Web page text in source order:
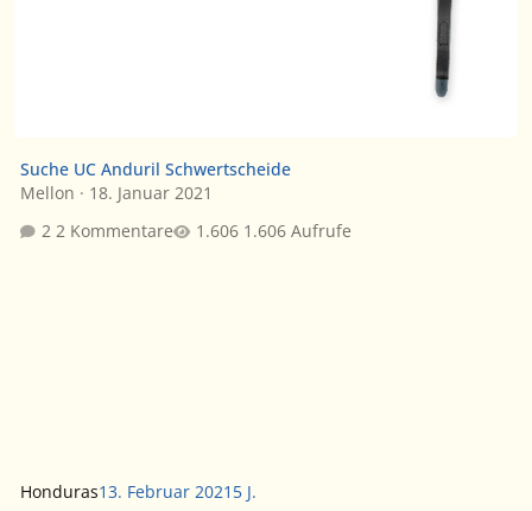
Suche UC Anduril Schwertscheide
Mellon · 18. Januar 2021
2 Kommentare
1.606 Aufrufe
Honduras13. Februar 2021 5 J.